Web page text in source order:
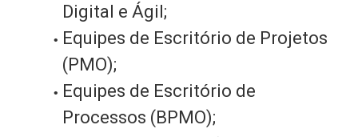
Digital e Ágil;
Equipes de Escritório de Projetos
(PMO);
Equipes de Escritório de
Processos (BPMO);